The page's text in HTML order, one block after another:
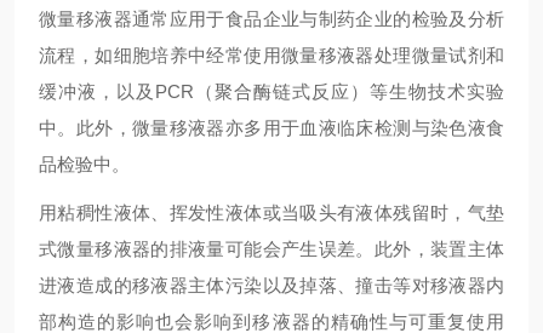
微量移液器通常应用于食品企业与制药企业的检验及分析
流程，如细胞培养中经常使用微量移液器处理微量试剂和
缓冲液，以及PCR（聚合酶链式反应）等生物技术实验
中。此外，微量移液器亦多用于血液临床检测与染色液食
品检验中。
用粘稠性液体、挥发性液体或当吸头有液体残留时，气垫
式微量移液器的排液量可能会产生误差。此外，装置主体
进液造成的移液器主体污染以及掉落、撞击等对移液器内
部构造的影响也会影响到移液器的精确性与可重复使用